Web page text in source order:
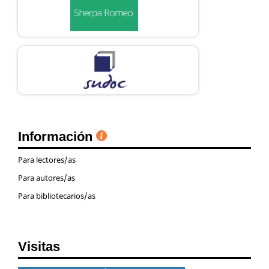
Información
Para lectores/as
Para autores/as
Para bibliotecarios/as
Visitas